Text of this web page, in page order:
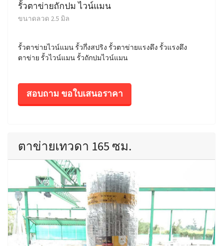
รั้วตาข่ายถักปม ไวน์แมน
ขนาดลวด 2.5 มิล
รั้วตาข่ายไวน์แมน รั้วกึ่งสปริง รั้วตาข่ายแรงดึง รั้วแรงดึง
ตาข่าย รั้วไวน์แมน รั้วถักปมไวน์แมน
สอบถาม ขอใบเสนอราคา
ตาข่ายเทวดา 165 ซม.